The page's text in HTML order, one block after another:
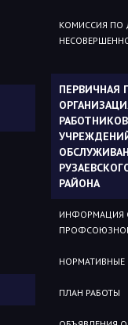
КОМИССИЯ ПО
ПЕРВИЧНАЯ
РАЙОНА
ИНФОРМАЦИЯ
ПЛАН РАБОТЫ